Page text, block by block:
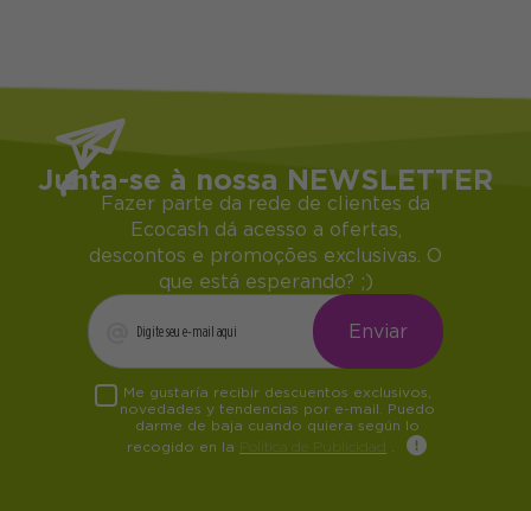
Junta-se à nossa NEWSLETTER
Fazer parte da rede de clientes da
Ecocash dá acesso a ofertas,
descontos e promoções exclusivas. O
que está esperando? ;)
Me gustaría recibir descuentos exclusivos,
novedades y tendencias por e-mail. Puedo
darme de baja cuando quiera según lo
recogido en la Política de Publicidad